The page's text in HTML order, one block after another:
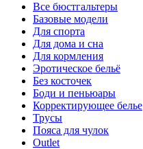
Все бюстгальтеры
Базовые модели
Для спорта
Для дома и сна
Для кормления
Эротическое бельё
Без косточек
Боди и пеньюары
Корректирующее белье
Трусы
Пояса для чулок
Outlet